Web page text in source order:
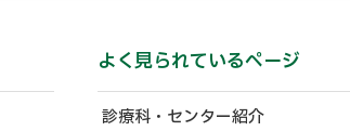
よく見られているページ
診療科・センター紹介